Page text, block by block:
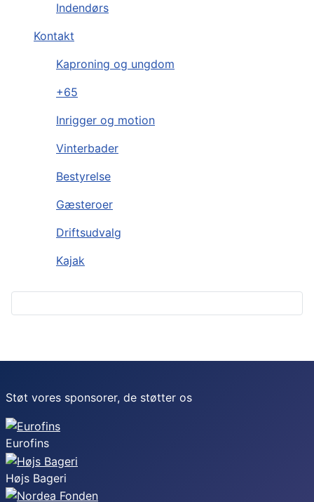
Indendørs
Kontakt
Kaproning og ungdom
+65
Inrigger og motion
Vinterbader
Bestyrelse
Gæsteroer
Driftsudvalg
Kajak
Støt vores sponsorer, de støtter os
Eurofins
Højs Bageri